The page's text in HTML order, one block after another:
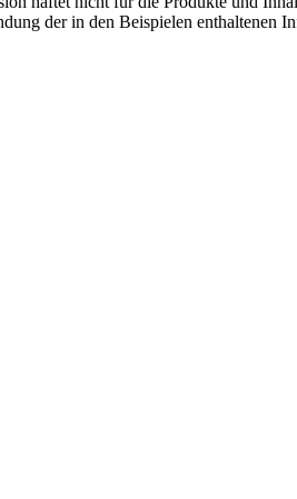
der in den Beispielen enthaltenen